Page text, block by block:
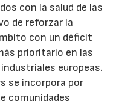
con la salud de las
de reforzar la
con un déficit
prioritario en las
europeas.
se incorpora por
comunidades